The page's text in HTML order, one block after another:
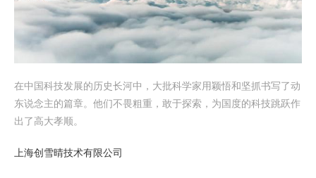
在中国科技发展的历史长河中，大批科学家用颖悟和坚抓书写了动
东说念主的篇章。他们不畏粗重，敢于探索，为国度的科技跳跃作
出了高大孝顺。
上海创雪晴技术有限公司